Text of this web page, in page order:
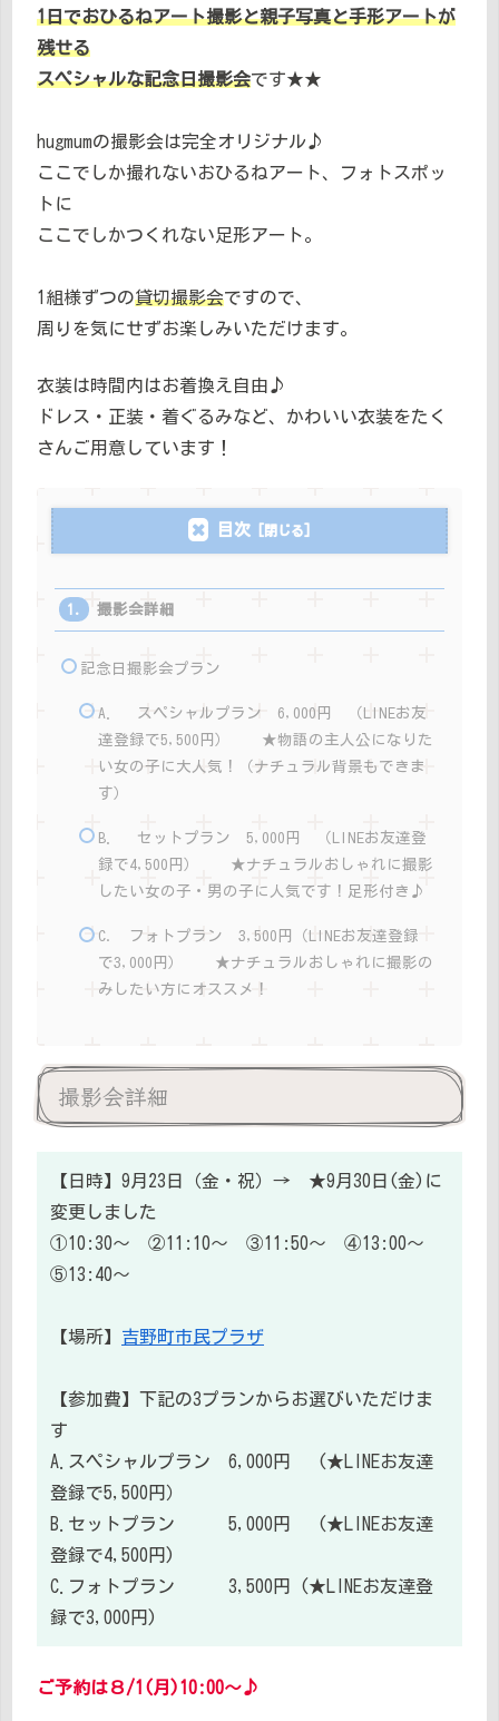
1日でおひるねアート撮影と親子写真と手形アートが
残せる
スペシャルな記念日撮影会です★★
hugmumの撮影会は完全オリジナル♪
ここでしか撮れないおひるねアート、フォトスポッ
トに
ここでしかつくれない足形アート。
1組様ずつの貸切撮影会ですので、
周りを気にせずお楽しみいただけます。
衣装は時間内はお着換え自由♪
ドレス・正装・着ぐるみなど、かわいい衣装をたく
さんご用意しています！
目次
撮影会詳細
記念日撮影会プラン
A． スペシャルプラン 6,000円 （LINEお友
達登録で5,500円） ★物語の主人公になりた
い女の子に大人気！（ナチュラル背景もできま
す）
B． セットプラン 5,000円 （LINEお友達登
録で4,500円） ★ナチュラルおしゃれに撮影
したい女の子・男の子に人気です！足形付き♪
C. フォトプラン 3,500円（LINEお友達登録
で3,000円） ★ナチュラルおしゃれに撮影の
みしたい方にオススメ！
撮影会詳細
【日時】9月23日（金・祝）→ ★9月30日(金)に
変更しました
①10:30～ ②11:10～ ③11:50～ ④13:00～
⑤13:40～
【場所】 吉野町市民プラザ
【参加費】下記の3プランからお選びいただけま
す
A.スペシャルプラン 6,000円 (★LINEお友達
登録で5,500円）
B.セットプラン 5,000円 (★LINEお友達
登録で4,500円)
C.フォトプラン 3,500円 (★LINEお友達登
録で3,000円)
ご予約は８/1(月)10:00～♪